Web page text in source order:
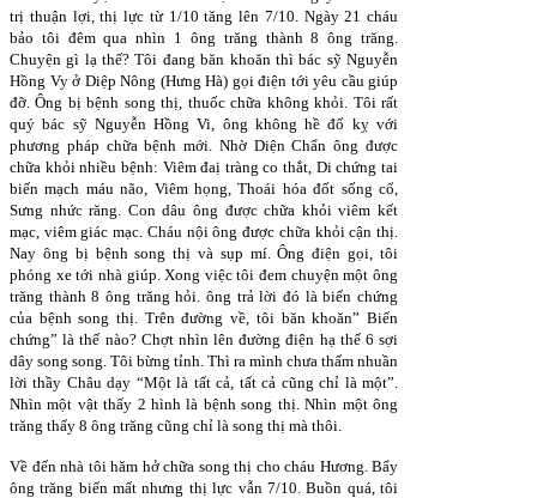
trị thuận lợi, thị lực từ 1/10 tăng lên 7/10. Ngày 21 cháu
bảo tôi đêm qua nhìn 1 ông trăng thành 8 ông trăng.
Chuyện gì lạ thế? Tôi đang băn khoăn thì bác sỹ Nguyễn
Hồng Vy ở Diệp Nông (Hưng Hà) gọi điện tới yêu cầu giúp
đỡ. Ông bị bệnh song thị, thuốc chữa không khỏi. Tôi rất
quý bác sỹ Nguyễn Hồng Vi, ông không hề đố kỵ với
phương pháp chữa bệnh mới. Nhờ Diện Chẩn ông được
chữa khỏi nhiều bệnh: Viêm đaị tràng co thắt, Di chứng tai
biến mạch máu não, Viêm họng, Thoái hóa đốt sống cổ,
Sưng nhức răng. Con dâu ông được chữa khỏi viêm kết
mạc, viêm giác mạc. Cháu nội ông được chữa khỏi cận thị.
Nay ông bị bệnh song thị và sụp mí. Ông điện gọi, tôi
phóng xe tới nhà giúp. Xong việc tôi đem chuyện một ông
trăng thành 8 ông trăng hỏi. ông trả lời đó là biến chứng
của bệnh song thị. Trên đường về, tôi băn khoăn” Biến
chứng” là thế nào? Chợt nhìn lên đường điện hạ thế 6 sợi
dây song song. Tôi bừng tỉnh. Thì ra mình chưa thấm nhuần
lời thầy Châu dạy “Một là tất cả, tất cả cũng chỉ là một”.
Nhìn một vật thấy 2 hình là bệnh song thị. Nhìn một ông
trăng thấy 8 ông trăng cũng chỉ là song thị mà thôi.
Về đến nhà tôi hăm hở chữa song thị cho cháu Hương. Bẩy
ông trăng biến mất nhưng thị lực vẫn 7/10. Buồn quá, tôi